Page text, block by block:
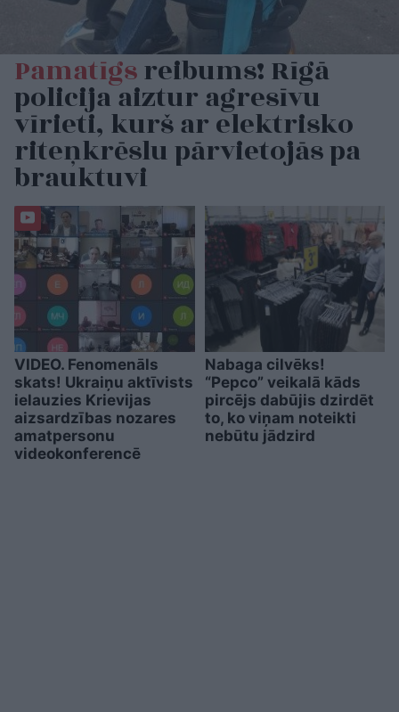
Pamatīgsreibums! Rīgā
policija aiztur agresīvu
vīrieti, kurš ar elektrisko
riteņkrēslu pārvietojās pa
brauktuvi
VIDEO. Fenomenāls
skats! Ukraiņu aktīvists
ielauzies Krievijas
aizsardzības nozares
amatpersonu
videokonferencē
Nabaga cilvēks!
“Pepco” veikalā kāds
pircējs dabūjis dzirdēt
to, ko viņam noteikti
nebūtu jādzird